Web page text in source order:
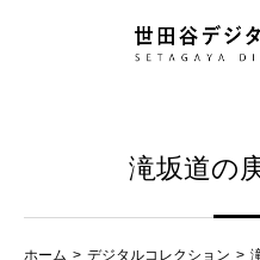
滝坂道の
ホーム デジタルコレクション